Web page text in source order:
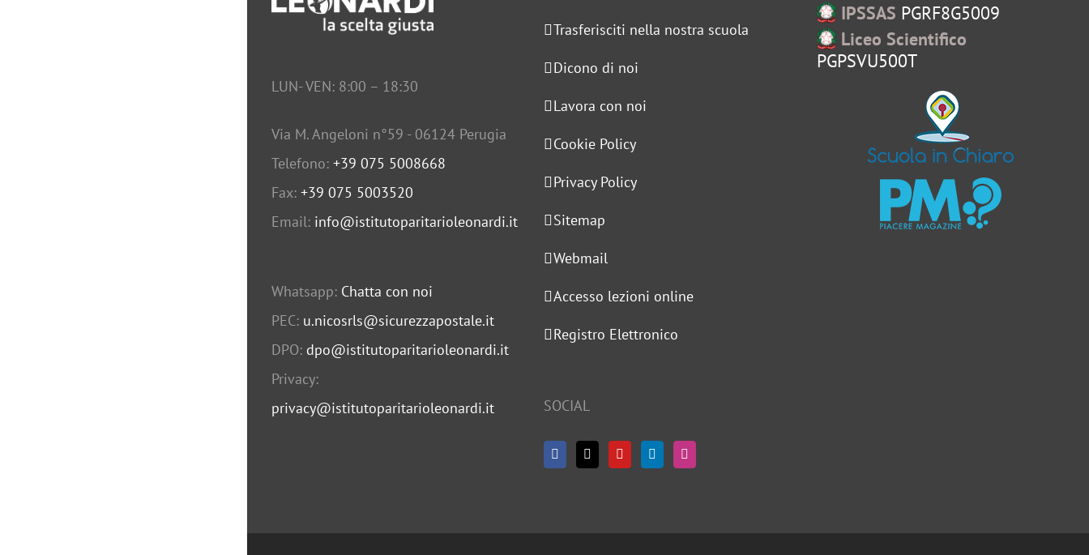
LUN- VEN: 8:00 – 18:30
Via M. Angeloni n°59 - 06124 Perugia
Telefono: +39 075 5008668
Fax: +39 075 5003520
Email: info@istitutoparitarioleonardi.it
Whatsapp: Chatta con noi
PEC: u.nicosrls@sicurezzapostale.it
DPO: dpo@istitutoparitarioleonardi.it
Privacy:
privacy@istitutoparitarioleonardi.it
Trasferisciti nella nostra scuola
Dicono di noi
Lavora con noi
Cookie Policy
Privacy Policy
Sitemap
Webmail
Accesso lezioni online
Registro Elettronico
SOCIAL
IPSSAS PGRF8G5009
Liceo Scientifico
PGPSVU500T